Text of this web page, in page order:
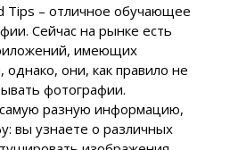
Tips – отличное обучающее
Сейчас на рынке есть
имеющих
они, как правило не
фотографии.
разную информацию,
вы узнаете о различных